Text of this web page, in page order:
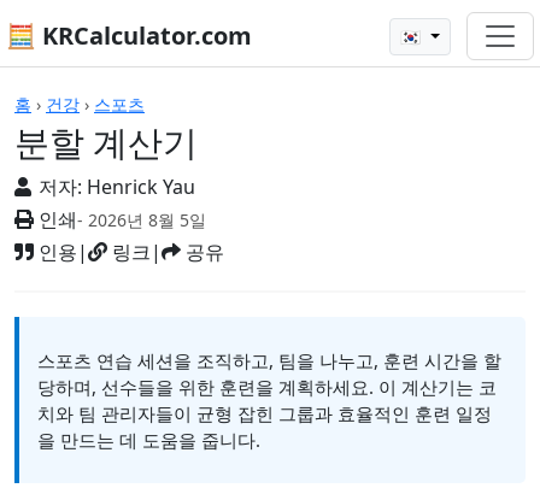
🧮 KRCalculator.com 🇰🇷
홈 › 건강 › 스포츠
분할 계산기
저자: Henrick Yau
인쇄- 2026년 8월 5일
인용| 링크| 공유
계산기
스포츠 연습 세션을 조직하고, 팀을 나누고, 훈련 시간을 할
당하며, 선수들을 위한 훈련을 계획하세요. 이 계산기는 코
치와 팀 관리자들이 균형 잡힌 그룹과 효율적인 훈련 일정
을 만드는 데 도움을 줍니다.